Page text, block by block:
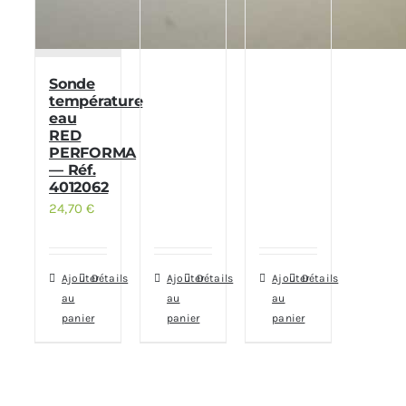
Sonde
température
eau
RED
PERFORMA
— Réf.
4012062
24,70€
Ajouter
au
panier
Détails
Ajouter
au
panier
Détails
Ajouter
au
panier
Détails